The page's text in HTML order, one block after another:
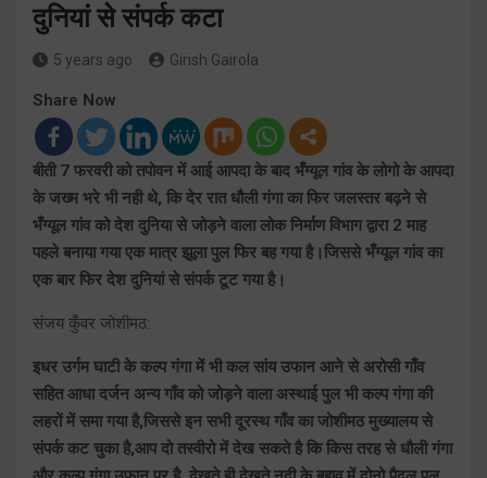
दुनियां से संपर्क कटा
5 years ago Girish Gairola
Share Now
बीती 7 फरवरी को तपोवन में आई आपदा के बाद भँग्यूल गांव के लोगो के आपदा
के जख्म भरे भी नही थे, कि देर रात धौली गंगा का फिर जलस्तर बढ़ने से
भँग्यूल गांव को देश दुनिया से जोड़ने वाला लोक निर्माण विभाग द्वारा 2 माह
पहले बनाया गया एक मात्र झूला पुल फिर बह गया है।जिससे भँग्यूल गांव का
एक बार फिर देश दुनियां से संपर्क टूट गया है।
संजय कुँवर जोशीमठ:
इधर उर्गम घाटी के कल्प गंगा में भी कल सांय उफान आने से अरोसी गाँव
सहित आधा दर्जन अन्य गाँव को जोड़ने वाला अस्थाई पुल भी कल्प गंगा की
लहरों में समा गया है,जिससे इन सभी दूरस्थ गाँव का जोशीमठ मुख्यालय से
संपर्क कट चुका है,आप दो तस्वीरो में देख सकते है कि किस तरह से धौली गंगा